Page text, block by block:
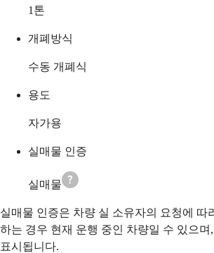
1 톤
개폐방식
수동 개폐식
용도
자가용
실매물 인증
실매물
실매물 인증은 차량 실 소유자의 요청에 따
하는 경우 현재 운행 중인 차량일 수 있으며
표시됩니다.